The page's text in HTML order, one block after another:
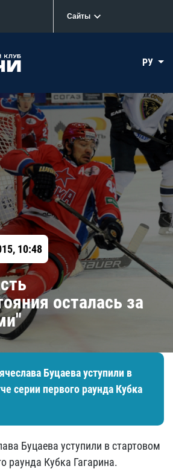
Сайты
РУ
10:48
осталась за
Буцаева уступили в
серии первого раунда Кубка
Буцаева уступили в стартовом
раунда Кубка Гагарина.